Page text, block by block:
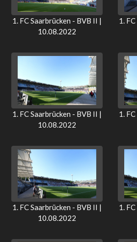
1. FC Saarbrücken - BVB II |
10.08.2022
1.
1. FC Saarbrücken - BVB II |
10.08.2022
1.
1. FC Saarbrücken - BVB II |
10.08.2022
1.